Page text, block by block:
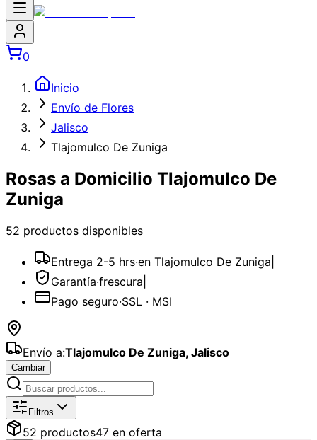
0
Inicio
Envío de Flores
Jalisco
Tlajomulco De Zuniga
Rosas a Domicilio Tlajomulco De
Zuniga
52 productos disponibles
Entrega 2-5 hrs·en Tlajomulco De Zuniga
Garantía·frescura
Pago seguro·SSL · MSI
Envío a:Tlajomulco De Zuniga, Jalisco
Cambiar
Catálogo deRosas
Filtros
52 productos47 en oferta